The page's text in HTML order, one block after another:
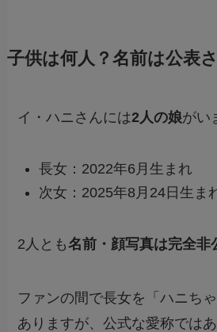
子供は何人？名前は公表
イ・ハニさんには2人の娘がい
長女：2022年6月生まれ
次女：2025年8月24日生ま
2人とも名前・顔写真は完全非
ファンの間で長女を「ハニち
ありますが、公式な愛称ではあ